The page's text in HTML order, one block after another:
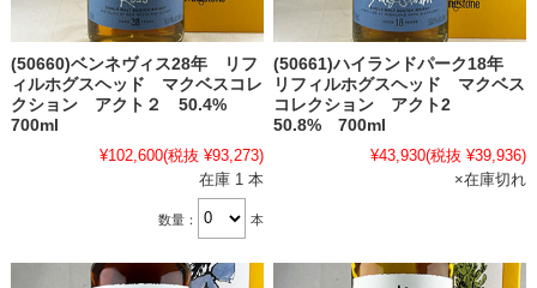
(50660)ベンネヴィス28年 リフ
ィルホグスヘッド マクベスコレ
クション アクト２ 50.4%
700ml
¥102,600(税抜 ¥93,273)
在庫 1 本
数量： 本
(50661)ハイランドパーク18年
リフィルホグスヘッド マクベス
コレクション アクト2
50.8% 700ml
¥43,930(税抜 ¥39,936)
×在庫切れ